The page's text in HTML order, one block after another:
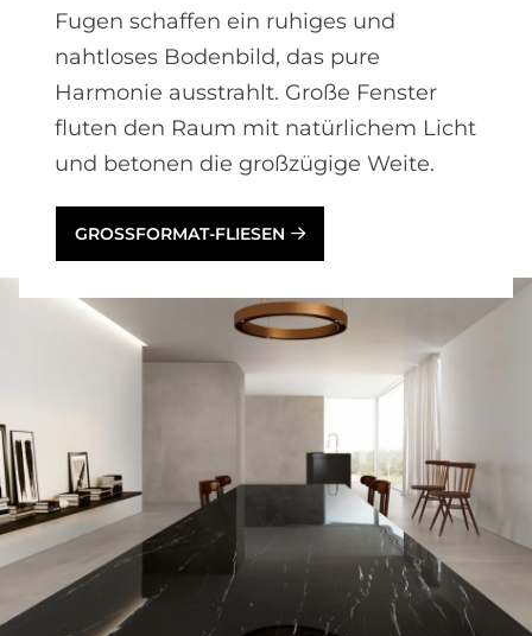
Fugen schaffen ein ruhiges und
nahtloses Bodenbild, das pure
Harmonie ausstrahlt. Große Fenster
fluten den Raum mit natürlichem Licht
und betonen die großzügige Weite.
GROSSFORMAT-FLIESEN